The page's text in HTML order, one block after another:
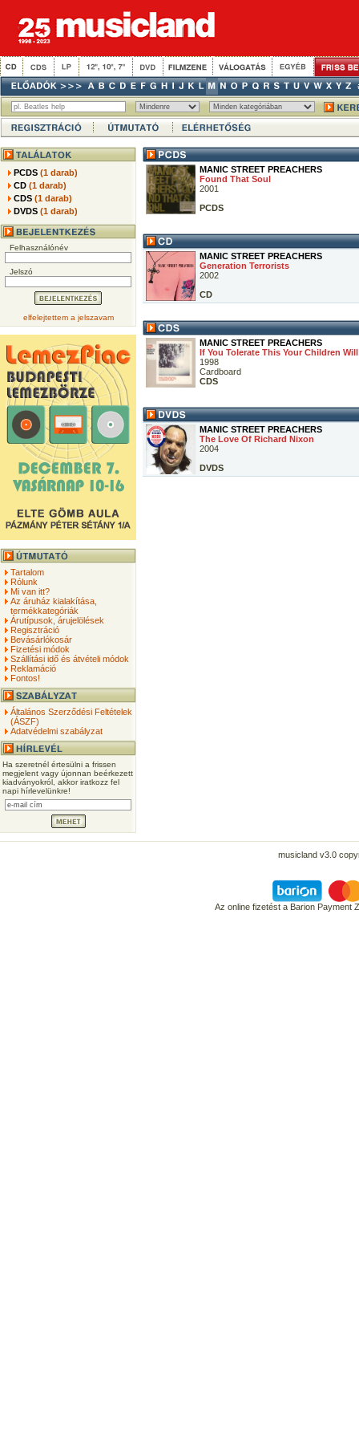
PCDS(1 darab)
CD(1 darab)
CDS(1 darab)
DVDS(1 darab)
Felhasználónév
Jelszó
elfelejtettem a jelszavam
Tartalom
Rólunk
Mi van itt?
Az áruház kialakítása,
termékkategóriák
Árutípusok, árujelölések
Regisztráció
Bevásárlókosár
Fizetési módok
Szállítási idő és átvételi módok
Reklamáció
Fontos!
Általános Szerződési Feltételek
(ÁSZF)
Adatvédelmi szabályzat
Ha szeretnél értesülni a frissen
megjelent vagy újonnan beérkezett
kiadványokról, akkor iratkozz fel
napi hírlevelünkre!
MANIC STREET PREACHERS
Found That Soul
2001
PCDS
MANIC STREET PREACHERS
Generation Terrorists
2002
CD
MANIC STREET PREACHERS
If You Tolerate This Your Children
1998
Cardboard
CDS
MANIC STREET PREACHERS
The Love Of Richard Nixon
2004
DVDS
musicland v3.0
Az online fizetést a Barion Payment